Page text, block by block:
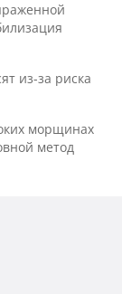
из-за риска
морщинах
метод